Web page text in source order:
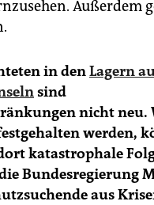
Außerdem
in denLagern
sind
nicht neu.
werden,
katastrophale
Bundesregierung
aus